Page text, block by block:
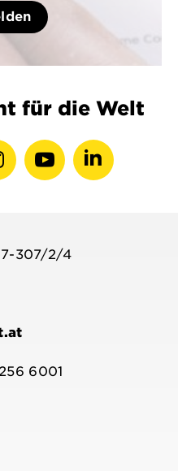
für die Welt
Instagram-Youtube-LinkedIN-
307/2/4
6001